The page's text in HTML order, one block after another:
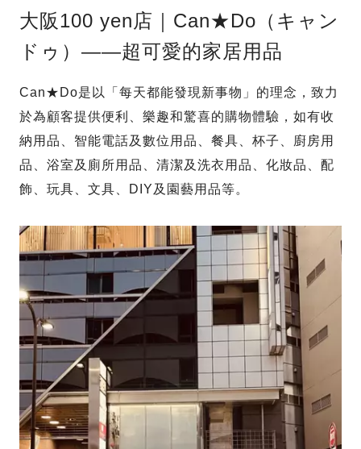
大阪100 yen店｜Can★Do（キャン
ドゥ）——超可愛的家居用品
Can★Do是以「每天都能發現新事物」的理念，致力
於為顧客提供便利、樂趣和驚喜的購物體驗，如有收
納用品、智能電話及數位用品、餐具、杯子、廚房用
品、浴室及廁所用品、清潔及洗衣用品、化妝品、配
飾、玩具、文具、DIY及園藝用品等。